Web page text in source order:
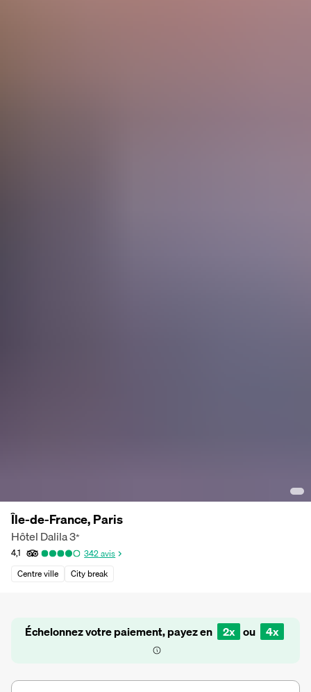
Île-de-France, Paris
Hôtel Dalila3*
4,1 342avis
Centre ville
City break
Échelonnez votre paiement, payez en 2x ou 4x